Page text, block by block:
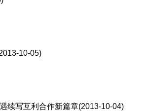
10-05)
续写互利合作新篇章(2013-10-04)